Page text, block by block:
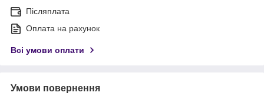
Післяплата
Оплата на рахунок
Всі умови оплати
Умови повернення